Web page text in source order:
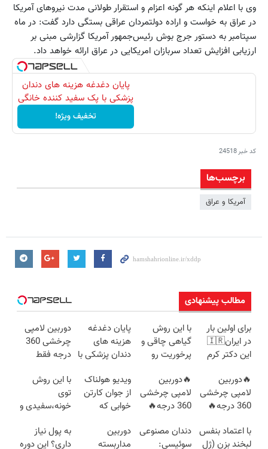
وی‌ با اعلام‌ اینکه‌ هر گونه‌ اعزام‌ و استقرار طولانی‌ مدت‌ نیروهای‌ آمریکا
در عراق‌ به‌ خواست‌ و اراده‌ دولتمردان‌ عراقی‌ بستگی‌ دارد گفت‌: در ماه‌
سپتامبر به‌ دستور جرج‌ بوش‌ رئیس‌جمهور آمریکا گزارشی‌ مبنی‌ بر
ارزیابی‌ افزایش‌ تعداد سربازان‌ امریکایی‌ در عراق‌ ارائه‌ خواهد داد.
پایان دغدغه هزینه های دندان
پزشکی با پک سفید کننده خانگی
تخفیف ویژه!
کد خبر24518
برچسب‌ها
آمریکا و عراق
مطالب پیشنهادی
برای اولین بار
در ایران🇮🇷
این دکتر کرم
روزه ساخت!
با این روش
گیاهی چاقی و
پرخوریت رو
پایان دغدغه
هزینه های
دندان پزشکی با
کننده خانگی
دوربین لامپی
چرخشی 360
درجه فقط
🔥 پرداخت
درب منزل
🔥دوربین
لامپی چرخشی
360 درجه🔥
منزل + گارانتی
تعویض
🔥دوربین
لامپی چرخشی
360 درجه🔥
حرکتی
ویدیو هولناک
از جوان کارتن
خوابی که
آموزش رایگان
با این روش
توی
خونه،سفیدی و
برگردون
(40%off)
با اعتماد بنفس
لبخند بزن (ژل
دندان مصنوعی
سوئیسی:
دوربین
مداربسته
به پول نیاز
داری؟ این دوره